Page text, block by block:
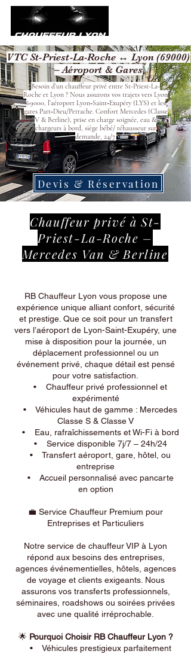
VTC St-Priest-La-Roche ↔ Lyon (69000)
– Aéroport & Gares
Besoin d’un chauffeur privé entre St-Priest-La-
Roche et Lyon ? Nous assurons vos trajets vers Lyon
69000, l’aéroport Lyon‑Saint‑Exupéry (LYS) et les
gares Part‑Dieu/Perrache. Confort Mercedes (Classe
V & Berline), prise en charge soignée, eau &
chargeurs à bord, siège bébé/ réhausseur sur
demande, 24/7.
Devis & Réservation
Chauffeur privé à St-
Priest-La-Roche –
Mercedes Van & Berline
RB Chauffeur Lyon vous propose une
expérience unique alliant confort, sécurité
et prestige. Que ce soit pour un transfert
vers l’aéroport de Lyon-Saint-Exupéry, une
mise à disposition pour la journée, un
déplacement professionnel ou un
événement privé, chaque détail est pensé
pour votre satisfaction.
• Chauffeur privé professionnel et
expérimenté
• Véhicules haut de gamme : Mercedes
Classe S & Classe V
• Eau, rafraîchissements et Wi-Fi à bord
• Service disponible 7j/7 – 24h/24
• Transfert aéroport, gare, hôtel, ou
entreprise
• Accueil personnalisé avec pancarte
en option
💼 Service Chauffeur Premium pour
Entreprises et Particuliers
Notre service de chauffeur VIP à Lyon
répond aux besoins des entreprises,
agences événementielles, hôtels, agences
de voyage et clients exigeants. Nous
assurons vos transferts professionnels,
séminaires, roadshows ou soirées privées
avec une qualité irréprochable.
🌟 Pourquoi Choisir RB Chauffeur Lyon ?
• Véhicules prestigieux parfaitement